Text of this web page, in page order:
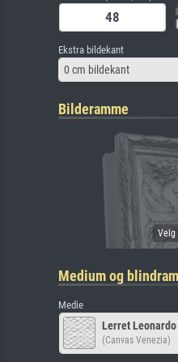
Ekstra bildekant
0 cm bildekant
Bilderamme
Medium og
Medie
Lerret
(Canvas Venezia)